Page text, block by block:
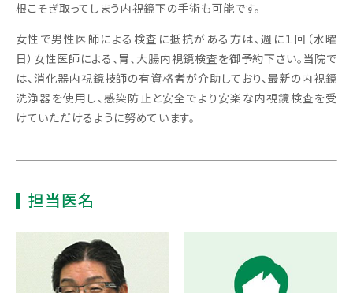
根こそぎ取ってしまう内視鏡下の手術も可能です。
女性で男性医師による検査に抵抗がある方は、週に１回（水曜
日）女性医師による、胃、大腸内視鏡検査を御予約下さい。当院で
は、消化器内視鏡技師の有資格者が介助しており、最新の内視鏡
洗浄器を使用し、感染防止と安全でより安楽な内視鏡検査を受
けていただけるように努めています。
担当医名